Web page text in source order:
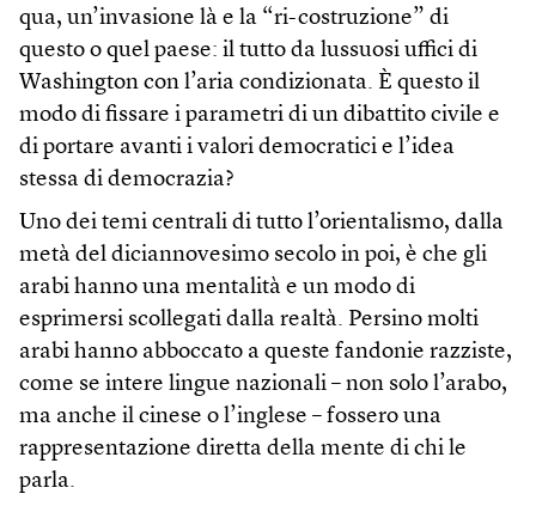
qua, un’invasione là e la “ri-costruzione” di
questo o quel paese: il tutto da lussuosi uffici di
Washington con l’aria condizionata. È questo il
modo di fissare i parametri di un dibattito civile e
di portare avanti i valori democratici e l’idea
stessa di democrazia?
Uno dei temi centrali di tutto l’orientalismo, dalla
metà del diciannovesimo secolo in poi, è che gli
arabi hanno una mentalità e un modo di
esprimersi scollegati dalla realtà. Persino molti
arabi hanno abboccato a queste fandonie razziste,
come se intere lingue nazionali – non solo l’arabo,
ma anche il cinese o l’inglese – fossero una
rappresentazione diretta della mente di chi le
parla.